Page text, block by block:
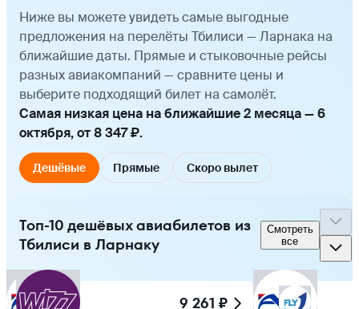
Ниже вы можете увидеть самые выгодные
предложения на перелёты Тбилиси — Ларнака на
ближайшие даты. Прямые и стыковочные рейсы
разных авиакомпаний — сравните цены и
выберите подходящий билет на самолёт.
Самая низкая цена на ближайшие 2 месяца — 6
октября, от 8 347 ₽.
Дешёвые Прямые Скоро вылет
Топ-10 дешёвых авиабилетов из
Тбилиси в Ларнаку
Смотреть
все
9 261 ₽